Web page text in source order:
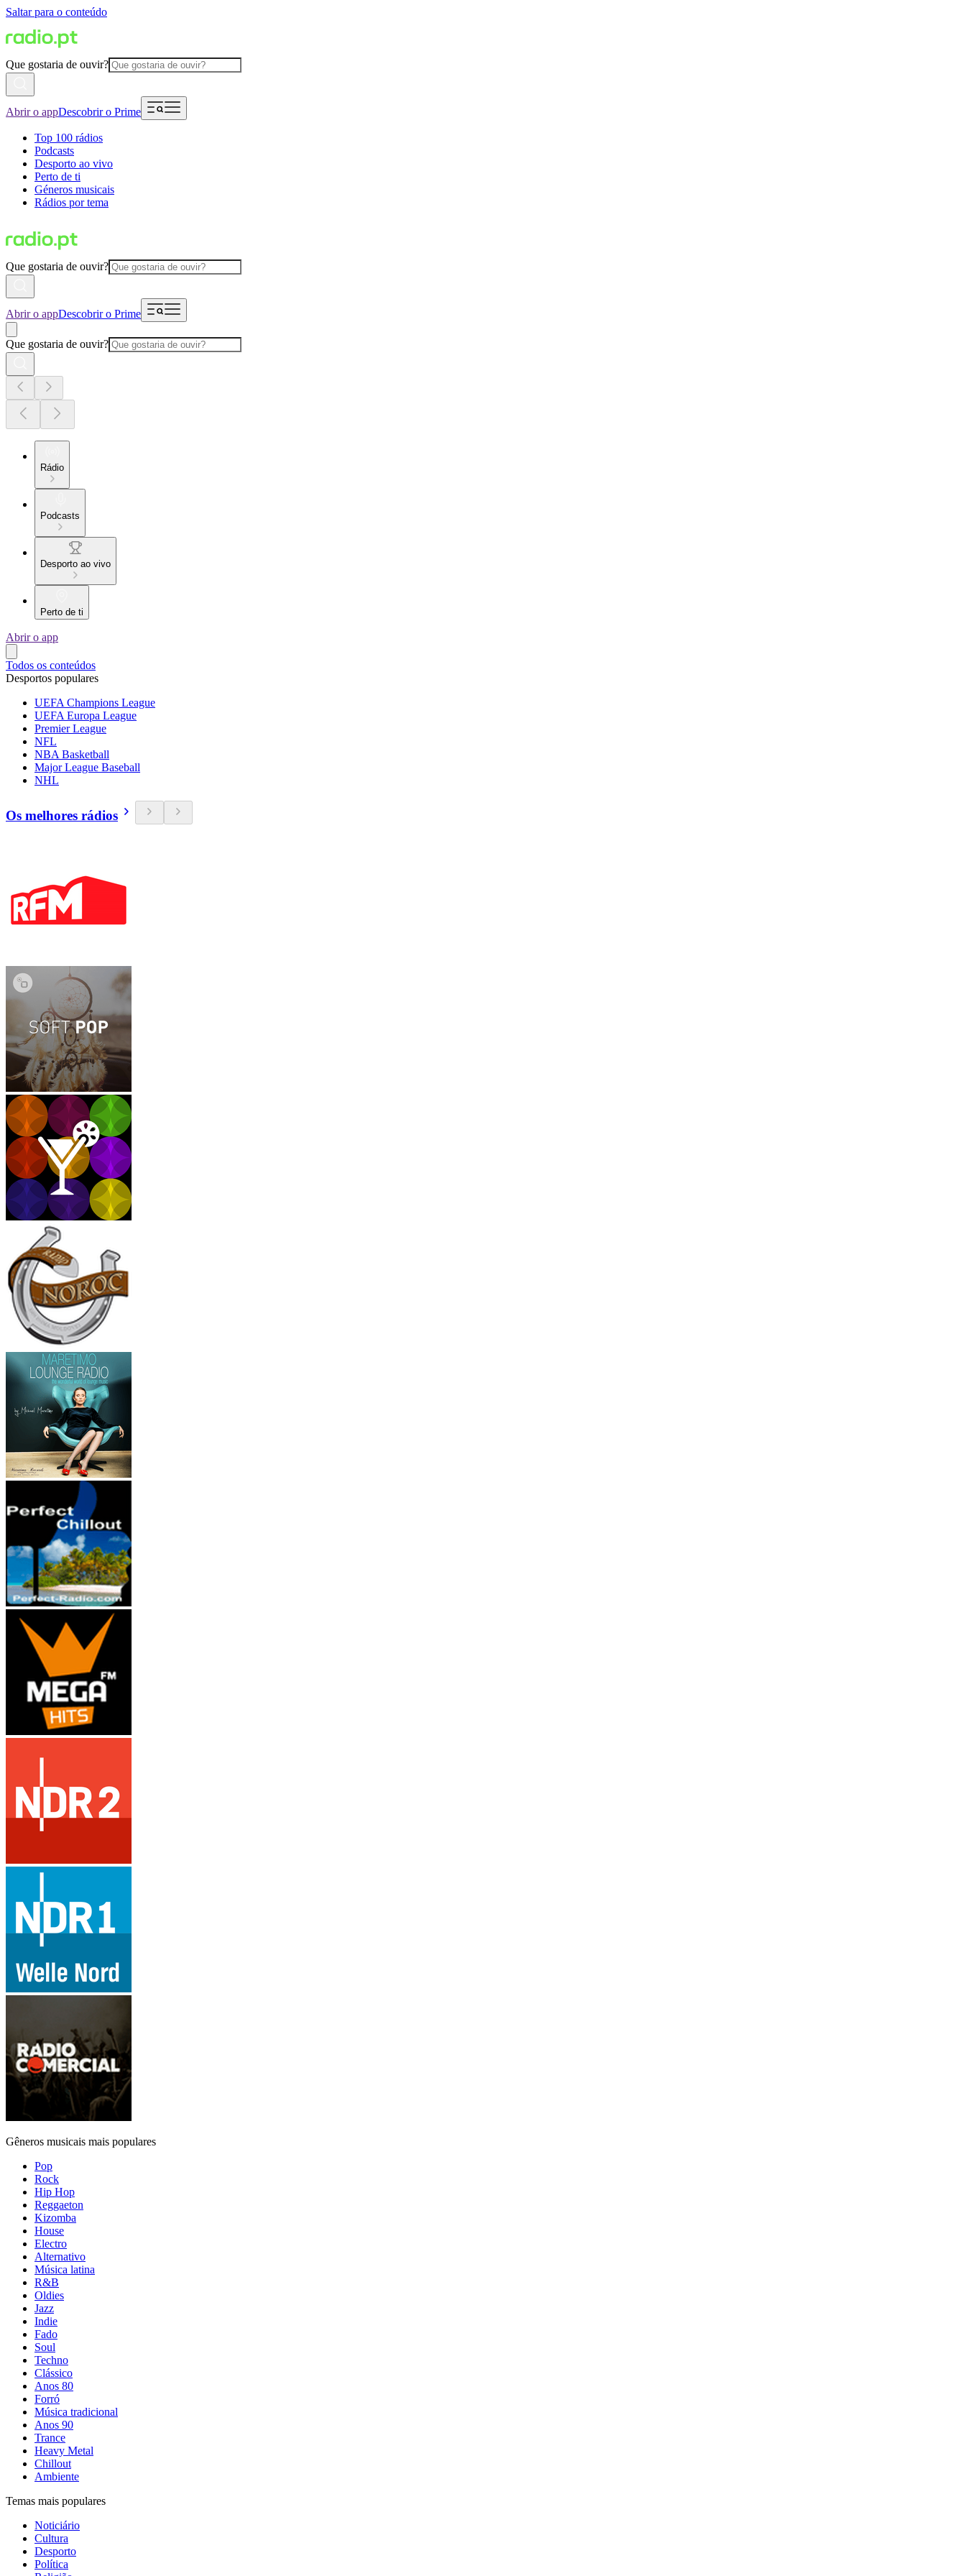
Saltar para o conteúdo
Que gostaria de ouvir?
Abrir o appDescobrir o Prime
Top 100 rádios
Podcasts
Desporto ao vivo
Perto de ti
Géneros musicais
Rádios por tema
Que gostaria de ouvir?
Abrir o appDescobrir o Prime
Que gostaria de ouvir?
Rádio
Podcasts
Desporto ao vivo
Perto de ti
Abrir o app
Todos os conteúdos
Desportos populares
UEFA Champions League
UEFA Europa League
Premier League
NFL
NBA Basketball
Major League Baseball
NHL
Os melhores rádios
Gêneros musicais mais populares
Pop
Rock
Hip Hop
Reggaeton
Kizomba
House
Electro
Alternativo
Música latina
R&B
Oldies
Jazz
Indie
Fado
Soul
Techno
Clássico
Anos 80
Forró
Música tradicional
Anos 90
Trance
Heavy Metal
Chillout
Ambiente
Temas mais populares
Noticiário
Cultura
Desporto
Política